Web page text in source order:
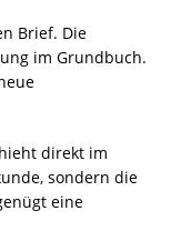
Brief. Die
im Grundbuch.
direkt im
sondern die
eine